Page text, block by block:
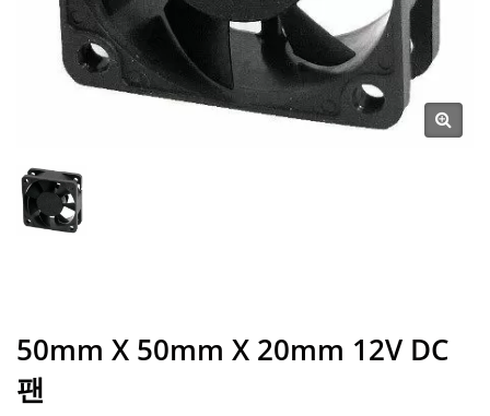
50mm X 50mm X 20mm 12V DC
팬